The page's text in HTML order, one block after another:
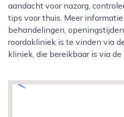
aandacht voor nazorg,
tips voor thuis. Meer
behandelingen,
roordakliniek is te vinden via
kliniek, die bereikbaar is via